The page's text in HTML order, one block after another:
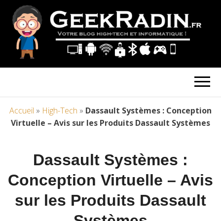
Accueil » High-Tech » Dassault Systèmes : Conception
Virtuelle – Avis sur les Produits Dassault Systèmes
Dassault Systèmes :
Conception Virtuelle – Avis
sur les Produits Dassault